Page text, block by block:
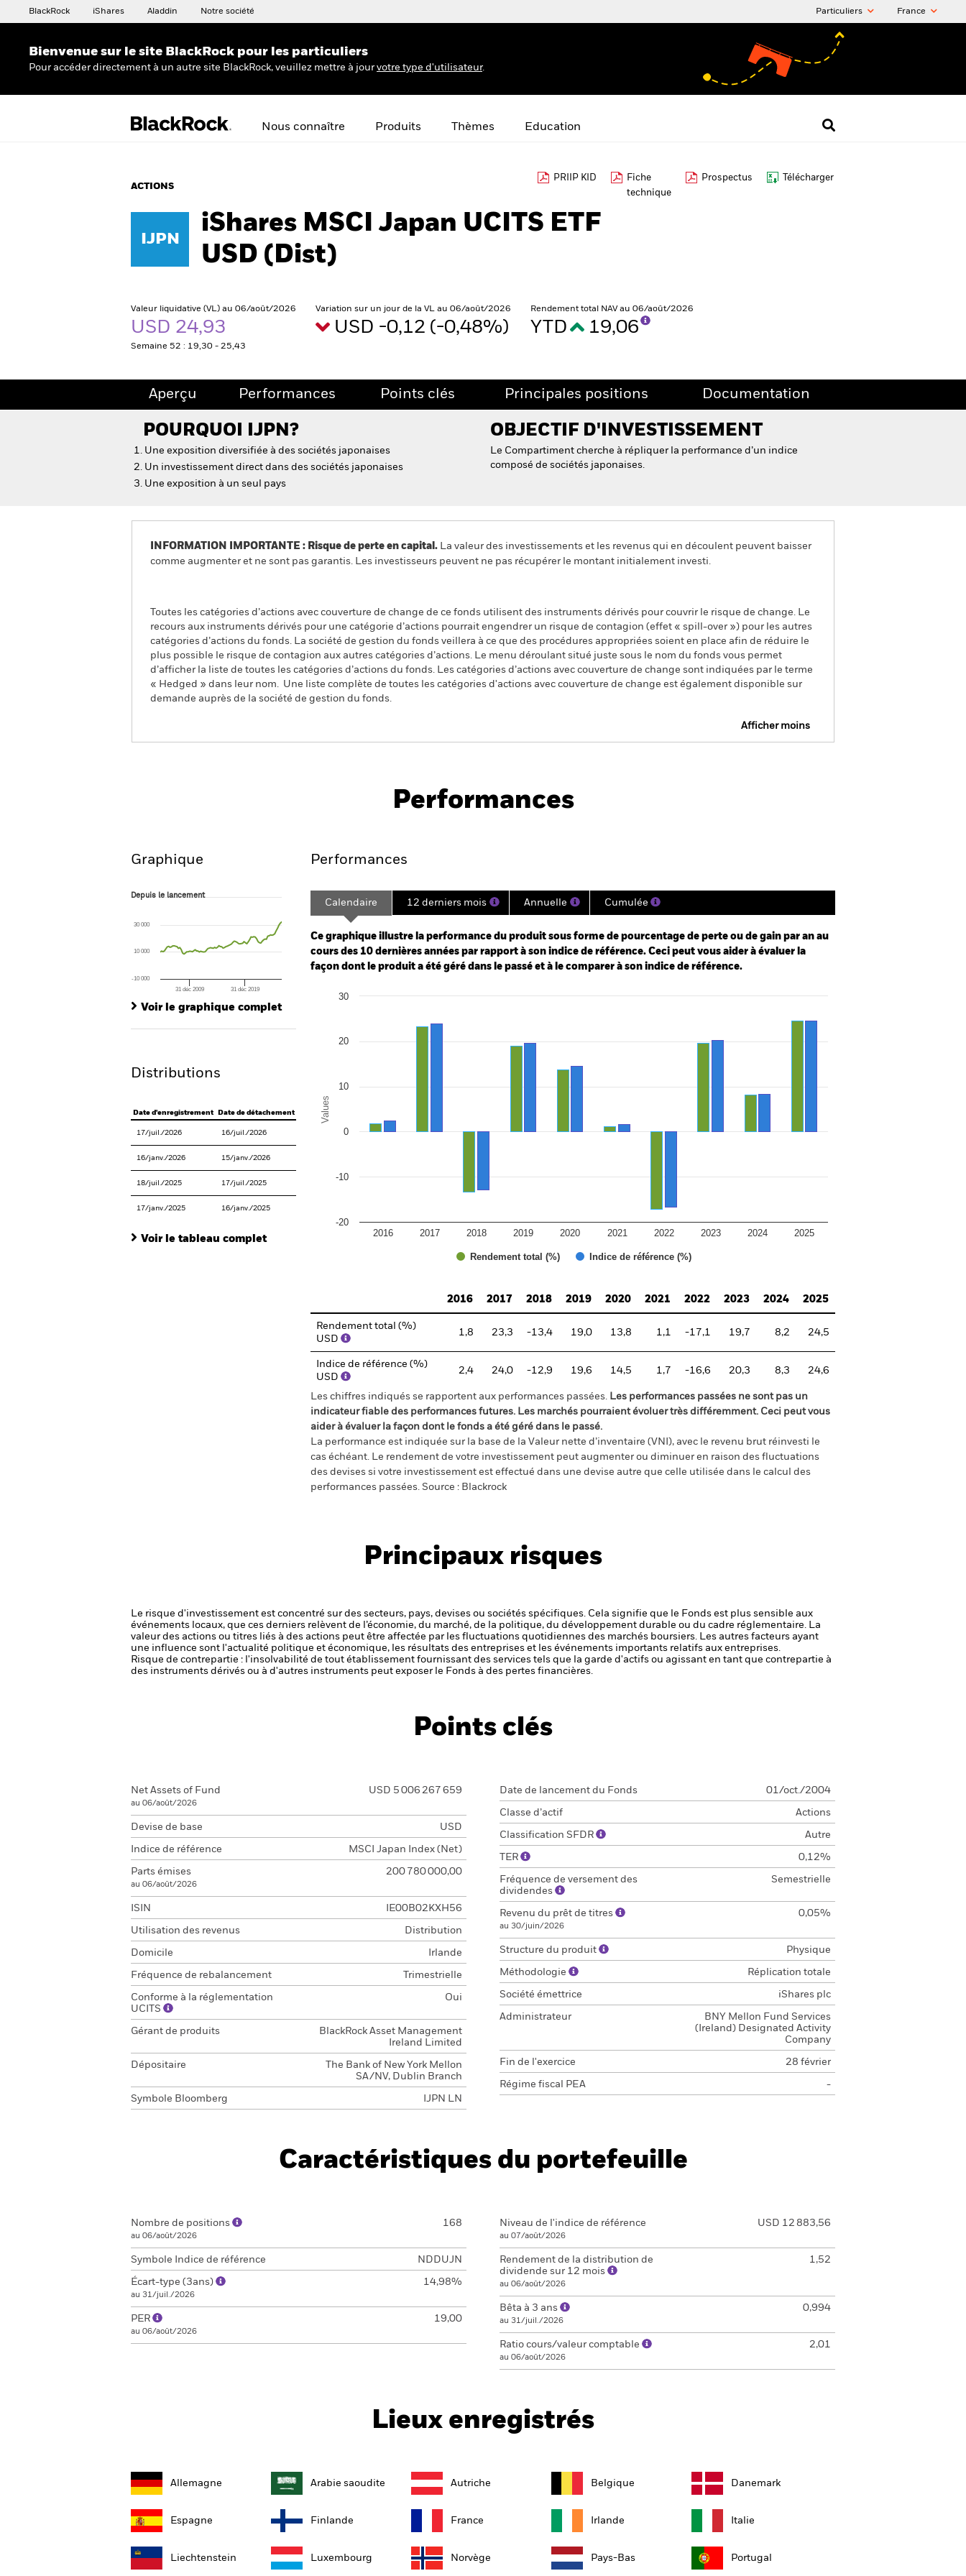
BlackRock iShares Aladdin Notre société Particuliers France
Bienvenue sur le site BlackRock pour les particuliers
Pour accéder directement à un autre site BlackRock, veuillez mettre à jour votre type d'utilisateur.
Nous connaître Produits Thèmes Education
ACTIONS
PRIIP KID
Fiche
technique
Prospectus Télécharger
IJPN
iShares MSCI Japan UCITS ETF
USD (Dist)
Valeur liquidative (VL) au 06/août/2026
USD 24,93
Semaine 52 : 19,30 - 25,43
Variation sur un jour de la VL au 06/août/2026
USD -0,12 (-0,48%)
Rendement total NAV au 06/août/2026
YTD 19,06
Aperçu Performances Points clés Principales positions Documentation
POURQUOI IJPN ?
Une exposition diversifiée à des sociétés japonaises
Un investissement direct dans des sociétés japonaises
Une exposition à un seul pays
OBJECTIF D'INVESTISSEMENT
Le Compartiment cherche à répliquer la performance d’un indice
composé de sociétés japonaises.
INFORMATION IMPORTANTE : Risque de perte en capital. La valeur des investissements et les revenus qui en découlent peuvent baisser
comme augmenter et ne sont pas garantis. Les investisseurs peuvent ne pas récupérer le montant initialement investi.
Toutes les catégories d’actions avec couverture de change de ce fonds utilisent des instruments dérivés pour couvrir le risque de change. Le
recours aux instruments dérivés pour une catégorie d’actions pourrait engendrer un risque de contagion (effet « spill-over ») pour les autres
catégories d’actions du fonds. La société de gestion du fonds veillera à ce que des procédures appropriées soient en place afin de réduire le
plus possible le risque de contagion aux autres catégories d’actions. Le menu déroulant situé juste sous le nom du fonds vous permet
d’afficher la liste de toutes les catégories d’actions du fonds. Les catégories d’actions avec couverture de change sont indiquées par le terme
« Hedged » dans leur nom. Une liste complète de toutes les catégories d'actions avec couverture de change est également disponible sur
demande auprès de la société de gestion du fonds.
Afficher moins
Performances
Graphique
Depuis le lancement
The chart has 1 X axis displaying Time. Range: 2004-10-01 00:00:00 to 2026-08-06 00:00:00.
The chart has 1 Y axis displaying values. Range: -200 to 400.
Depuis le lancement
31 déc 2009 31 déc 2019
-10 000
10 000
30 000
Voir le graphique complet
Distributions
Date d'enregistrement Date de détachement Date de paiement
17/juil./2026 16/juil./2026 29/juil./2026
16/janv./2026 15/janv./2026
18/juil./2025 17/juil./2025
17/janv./2025 16/janv./2025
Voir le tableau complet
Performances
Calendaire 12 derniers mois Annuelle Cumulée
Ce graphique illustre la performance du produit sous forme de pourcentage de perte ou de gain par an au
cours des 10 dernières années par rapport à son indice de référence. Ceci peut vous aider à évaluer la
façon dont le produit a été géré dans le passé et à le comparer à son indice de référence.
Bar chart with 2 data series.
The chart has 1 Y axis displaying Values. Range: -20 to 30.
Values
Rendement total (%) Indice de référence (%)
2016 2017 2018 2019 2020 2021 2022 2023 2024 2025
-20
-10
0
10
20
30
2016
2017 2018 2019 2020 2021 2022 2023 2024 2025
Rendement total (%)
USD
1,8 23,3 -13,4 19,0 13,8 1,1 -17,1 19,7 8,2 24,5
Indice de référence (%)
USD
2,4 24,0 -12,9 19,6 14,5 1,7 -16,6 20,3 8,3 24,6
Les chiffres indiqués se rapportent aux performances passées. Les performances passées ne sont pas un
indicateur fiable des performances futures. Les marchés pourraient évoluer très différemment. Ceci peut vous
aider à évaluer la façon dont le fonds a été géré dans le passé.
La performance est indiquée sur la base de la Valeur nette d’inventaire (VNI), avec le revenu brut réinvesti le
cas échéant. Le rendement de votre investissement peut augmenter ou diminuer en raison des fluctuations
des devises si votre investissement est effectué dans une devise autre que celle utilisée dans le calcul des
performances passées. Source : Blackrock
Principaux risques
Le risque d'investissement est concentré sur des secteurs, pays, devises ou sociétés spécifiques. Cela signifie que le Fonds est plus sensible aux
événements locaux, que ces derniers relèvent de l’économie, du marché, de la politique, du développement durable ou du cadre réglementaire. La
valeur des actions ou titres liés à des actions peut être affectée par les fluctuations quotidiennes des marchés boursiers. Les autres facteurs ayant
une influence sont l'actualité politique et économique, les résultats des entreprises et les événements importants relatifs aux entreprises.
Risque de contrepartie : l'insolvabilité de tout établissement fournissant des services tels que la garde d'actifs ou agissant en tant que contrepartie à
des instruments dérivés ou à d'autres instruments peut exposer le Fonds à des pertes financières.
Points clés
Net Assets of Fund
au 06/août/2026
USD 5 006 267 659
Devise de base USD
Indice de référence MSCI Japan Index (Net)
Parts émises
au 06/août/2026
200 780 000,00
ISIN IE00B02KXH56
Utilisation des revenus Distribution
Domicile Irlande
Fréquence de rebalancement Trimestrielle
Conforme à la réglementation
UCITS
Oui
Gérant de produits
BlackRock Asset Management
Ireland Limited
Dépositaire
The Bank of New York Mellon
SA/NV, Dublin Branch
Symbole Bloomberg IJPN LN
Date de lancement du Fonds 01/oct./2004
Classe d’actif Actions
Classification SFDR Autre
TER 0,12%
Fréquence de versement des
dividendes
Semestrielle
Revenu du prêt de titres
au 30/juin/2026
0,05%
Structure du produit Physique
Méthodologie Réplication totale
Société émettrice iShares plc
Administrateur
BNY Mellon Fund Services
(Ireland) Designated Activity
Company
Fin de l'exercice 28 février
Régime fiscal PEA -
Caractéristiques du portefeuille
Nombre de positions
au 06/août/2026
168
Symbole Indice de référence NDDUJN
Écart-type (3ans)
au 31/juil./2026
14,98%
PER
au 06/août/2026
19,00
Niveau de l'indice de référence
au 07/août/2026
USD 12 883,56
Rendement de la distribution de
dividende sur 12 mois
au 06/août/2026
1,52
Bêta à 3 ans
au 31/juil./2026
0,994
Ratio cours/valeur comptable
au 06/août/2026
2,01
Lieux enregistrés
Allemagne Arabie saoudite Autriche Belgique Danemark
Espagne Finlande France Irlande Italie
Liechtenstein Luxembourg Norvège Pays-Bas Portugal